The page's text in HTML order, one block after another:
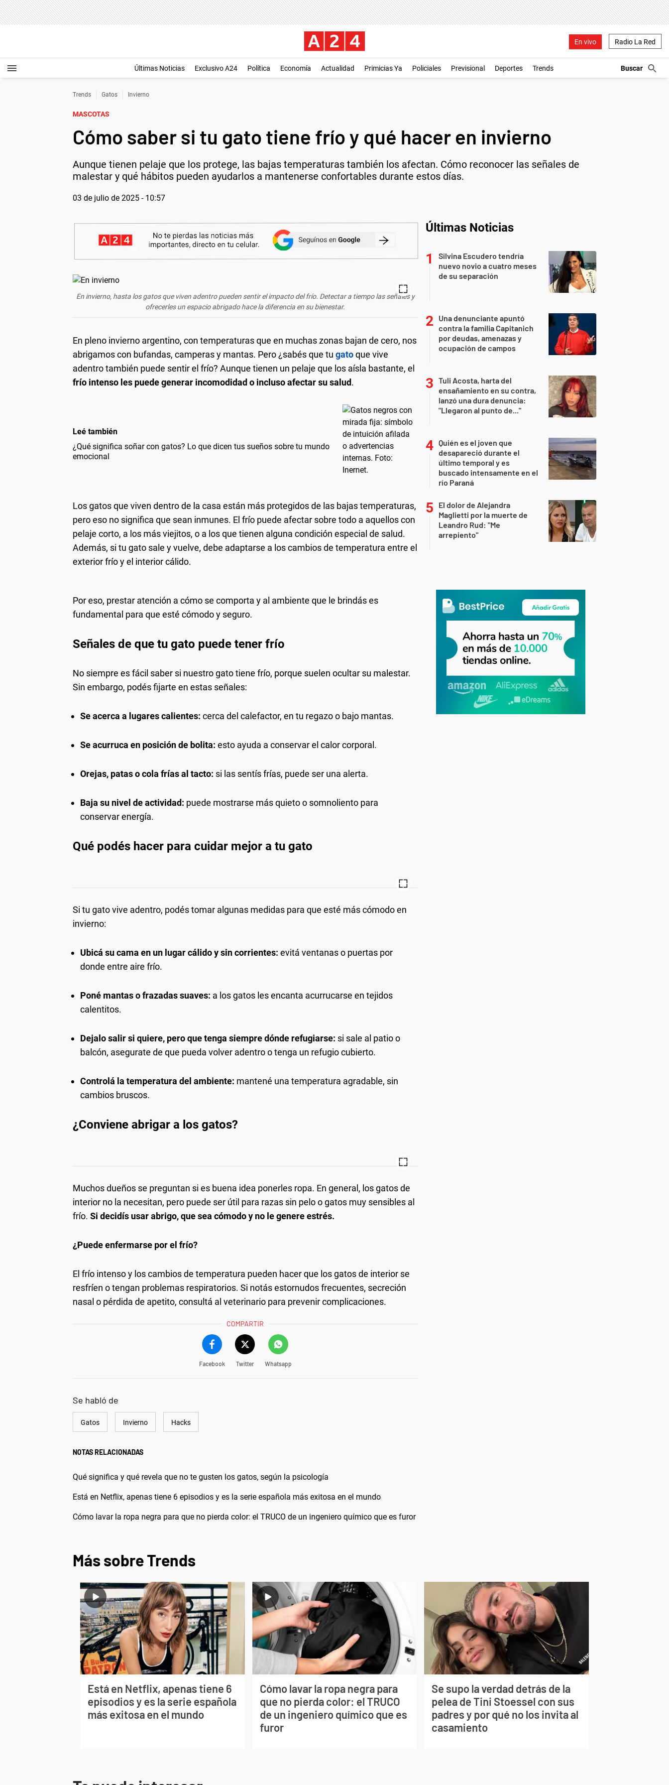
En vivo Radio La Red
Últimas Noticias Exclusivo A24 Política Economía Actualidad Primicias Ya Policiales Previsional Deportes Trends
Trends Gatos Invierno
MASCOTAS
Cómo saber si tu gato tiene frío y qué hacer en invierno
Aunque tienen pelaje que los protege, las bajas temperaturas también los afectan. Cómo reconocer las señales de
malestar y qué hábitos pueden ayudarlos a mantenerse confortables durante estos días.
03 de julio de 2025 - 10:57
En invierno, hasta los gatos que viven adentro pueden sentir el impacto del frío. Detectar a tiempo las señales y
ofrecerles un espacio abrigado hace la diferencia en su bienestar.
En pleno invierno argentino, con temperaturas que en muchas zonas bajan de cero, nos
abrigamos con bufandas, camperas y mantas. Pero ¿sabés que tu gatoque vive
adentro también puede sentir el frío? Aunque tienen un pelaje que los aísla bastante, el
frío intenso les puede generar incomodidad o incluso afectar su salud.
Leé también
¿Qué significa soñar con gatos? Lo que dicen tus sueños sobre tu mundo
emocional
Los gatos que viven dentro de la casa están más protegidos de las bajas temperaturas,
pero eso no significa que sean inmunes. El frío puede afectar sobre todo a aquellos con
pelaje corto, a los más viejitos, o a los que tienen alguna condición especial de salud.
Además, si tu gato sale y vuelve, debe adaptarse a los cambios de temperatura entre el
exterior frío y el interior cálido.
Por eso, prestar atención a cómo se comporta y al ambiente que le brindás es
fundamental para que esté cómodo y seguro.
Señales de que tu gato puede tener frío
No siempre es fácil saber si nuestro gato tiene frío, porque suelen ocultar su malestar.
Sin embargo, podés fijarte en estas señales:
Se acerca a lugares calientes: cerca del calefactor, en tu regazo o bajo mantas.
Se acurruca en posición de bolita: esto ayuda a conservar el calor corporal.
Orejas, patas o cola frías al tacto: si las sentís frías, puede ser una alerta.
Baja su nivel de actividad: puede mostrarse más quieto o somnoliento para
conservar energía.
Qué podés hacer para cuidar mejor a tu gato
Si tu gato vive adentro, podés tomar algunas medidas para que esté más cómodo en
invierno:
Ubicá su cama en un lugar cálido y sin corrientes: evitá ventanas o puertas por
donde entre aire frío.
Poné mantas o frazadas suaves: a los gatos les encanta acurrucarse en tejidos
calentitos.
Dejalo salir si quiere, pero que tenga siempre dónde refugiarse: si sale al patio o
balcón, asegurate de que pueda volver adentro o tenga un refugio cubierto.
Controlá la temperatura del ambiente: mantené una temperatura agradable, sin
cambios bruscos.
¿Conviene abrigar a los gatos?
Muchos dueños se preguntan si es buena idea ponerles ropa. En general, los gatos de
interior no la necesitan, pero puede ser útil para razas sin pelo o gatos muy sensibles al
frío. Si decidís usar abrigo, que sea cómodo y no le genere estrés.
¿Puede enfermarse por el frío?
El frío intenso y los cambios de temperatura pueden hacer que los gatos de interior se
resfríen o tengan problemas respiratorios. Si notás estornudos frecuentes, secreción
nasal o pérdida de apetito, consultá al veterinario para prevenir complicaciones.
COMPARTIR
Facebook Twitter Whatsapp
Se habló de
Gatos Invierno Hacks
NOTAS RELACIONADAS
Qué significa y qué revela que no te gusten los gatos, según la psicología
Está en Netflix, apenas tiene 6 episodios y es la serie española más exitosa en el mundo
Cómo lavar la ropa negra para que no pierda color: el TRUCO de un ingeniero químico que es furor
Últimas Noticias
Silvina Escudero tendría
nuevo novio a cuatro meses
de su separación
Una denunciante apuntó
contra la familia Capitanich
por deudas, amenazas y
ocupación de campos
Tuli Acosta, harta del
ensañamiento en su contra,
lanzó una dura denuncia:
"Llegaron al punto de..."
Quién es el joven que
desapareció durante el
último temporal y es
buscado intensamente en el
río Paraná
El dolor de Alejandra
Maglietti por la muerte de
Leandro Rud: "Me
arrepiento"
Más sobre Trends
Está en Netflix, apenas tiene 6
episodios y es la serie española
más exitosa en el mundo
Cómo lavar la ropa negra para
que no pierda color: el TRUCO
de un ingeniero químico que es
furor
Se supo la verdad detrás de la
pelea de Tini Stoessel con sus
padres y por qué no los invita al
casamiento